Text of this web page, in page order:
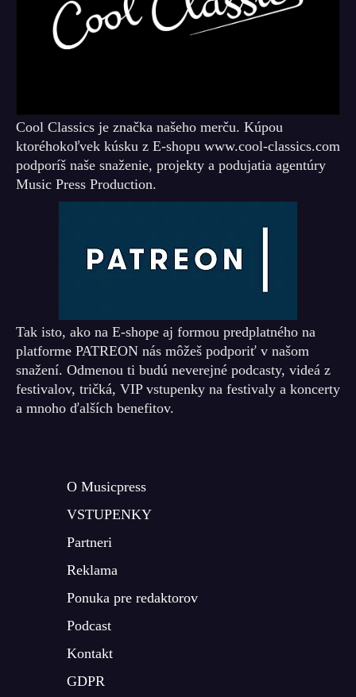
Cool Classics je značka našeho merču. Kúpou
ktoréhokoľvek kúsku z E-shopu www.cool-classics.com
podporíš naše snaženie, projekty a podujatia agentúry
Music Press Production.
Tak isto, ako na E-shope aj formou predplatného na
platforme PATREON nás môžeš podporiť v našom
snažení. Odmenou ti budú neverejné podcasty, videá z
festivalov, tričká, VIP vstupenky na festivaly a koncerty
a mnoho ďalších benefitov.
O Musicpress
VSTUPENKY
Partneri
Reklama
Ponuka pre redaktorov
Podcast
Kontakt
GDPR